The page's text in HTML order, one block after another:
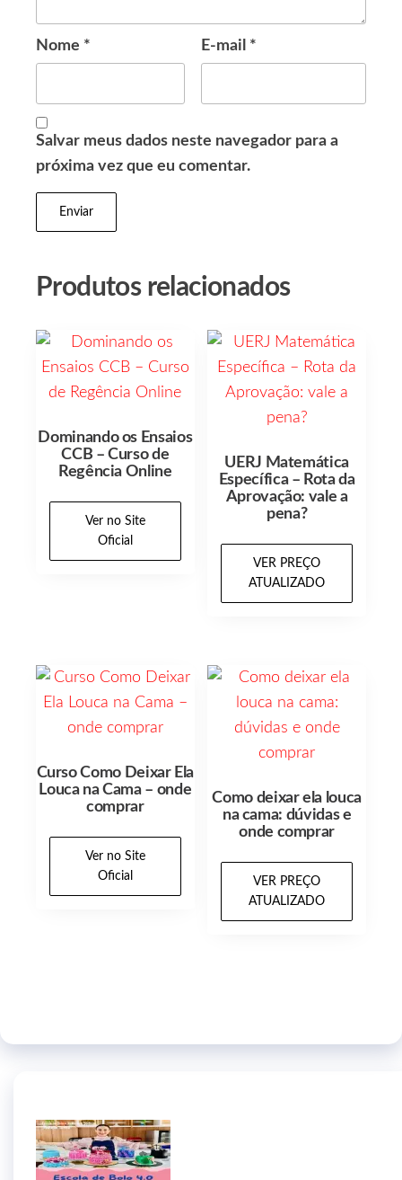
Nome * E-mail *
Salvar meus dados neste navegador para a
próxima vez que eu comentar.
Produtos relacionados
Dominando os Ensaios
CCB – Curso de
Regência Online
Ver no Site
Oficial
UERJ Matemática
Específica – Rota da
Aprovação: vale a
pena?
VER PREÇO
ATUALIZADO
Curso Como Deixar Ela
Louca na Cama – onde
comprar
Ver no Site
Oficial
Como deixar ela louca
na cama: dúvidas e
onde comprar
VER PREÇO
ATUALIZADO